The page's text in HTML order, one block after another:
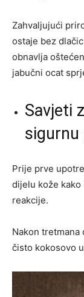
Zahvaljujući
ostaje bez
obnavlja
jabučni ocat
Savjeti
sigurnu
Prije prve
dijelu kože
reakcije.
Nakon
čisto kokosovo